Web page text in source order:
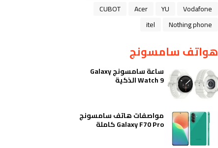
Vodafone
YU
Acer
CUBOT
Nothing phone
itel
هواتف سامسونج
ساعة سامسونج Galaxy
Watch 9 الذكية
مواصفات هاتف سامسونج
Galaxy F70 Pro كاملة